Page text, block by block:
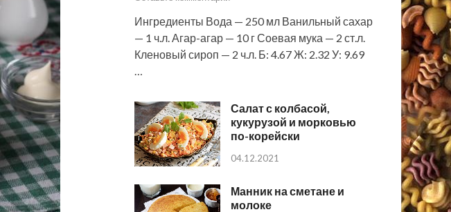
Ингредиенты Вода — 250 мл Ванильный сахар
— 1 ч.л. Агар-агар — 10 г Соевая мука — 2 ст.л.
Кленовый сироп — 2 ч.л. Б: 4.67 Ж: 2.32 У: 9.69
…
Салат с колбасой,
кукурузой и морковью
по-корейски
04.12.2021
Манник на сметане и
молоке